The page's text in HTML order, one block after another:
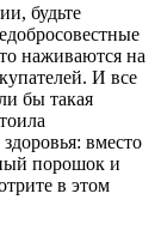
будьте
наживаются на
И все
бы такая
вместо
порошок и
в этом